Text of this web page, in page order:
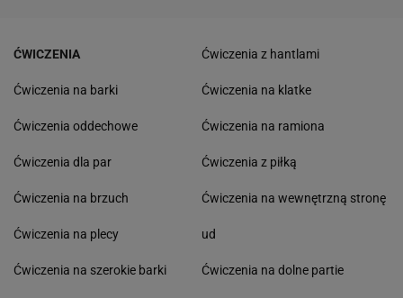
ĆWICZENIA
Ćwiczenia na barki
Ćwiczenia oddechowe
Ćwiczenia dla par
Ćwiczenia na brzuch
Ćwiczenia na plecy
Ćwiczenia na szerokie barki
Ćwiczenia z hantlami
Ćwiczenia na klatke
Ćwiczenia na ramiona
Ćwiczenia z piłką
Ćwiczenia na wewnętrzną stronę
ud
Ćwiczenia na dolne partie